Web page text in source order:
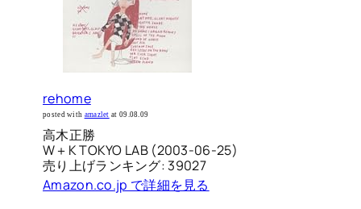
rehome
posted with amazlet at 09.08.09
高木正勝
W＋K TOKYO LAB (2003-06-25)
売り上げランキング: 39027
Amazon.co.jp で詳細を見る